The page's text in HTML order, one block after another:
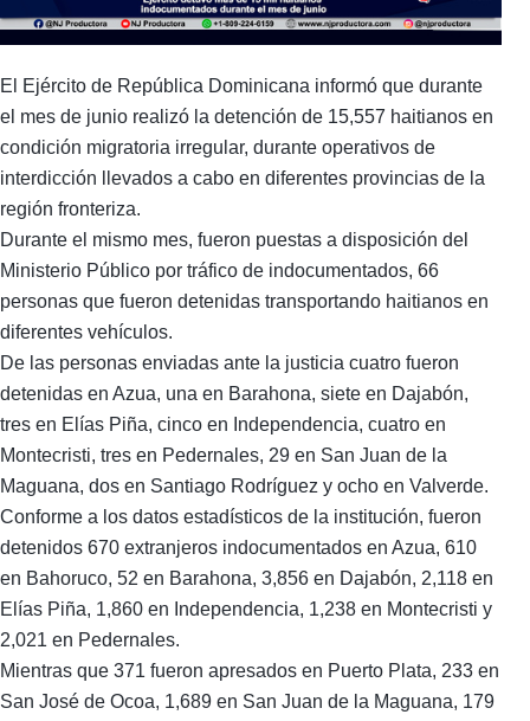
El Ejército de República Dominicana informó que durante
el mes de junio realizó la detención de 15,557 haitianos en
condición migratoria irregular, durante operativos de
interdicción llevados a cabo en diferentes provincias de la
región fronteriza.
Durante el mismo mes, fueron puestas a disposición del
Ministerio Público por tráfico de indocumentados, 66
personas que fueron detenidas transportando haitianos en
diferentes vehículos.
De las personas enviadas ante la justicia cuatro fueron
detenidas en Azua, una en Barahona, siete en Dajabón,
tres en Elías Piña, cinco en Independencia, cuatro en
Montecristi, tres en Pedernales, 29 en San Juan de la
Maguana, dos en Santiago Rodríguez y ocho en Valverde.
Conforme a los datos estadísticos de la institución, fueron
detenidos 670 extranjeros indocumentados en Azua, 610
en Bahoruco, 52 en Barahona, 3,856 en Dajabón, 2,118 en
Elías Piña, 1,860 en Independencia, 1,238 en Montecristi y
2,021 en Pedernales.
Mientras que 371 fueron apresados en Puerto Plata, 233 en
San José de Ocoa, 1,689 en San Juan de la Maguana, 179